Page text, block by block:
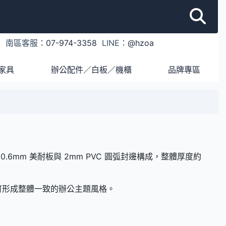
南區客服： 07-974-3358 LINE：@hzoa
具 辦公配件／白板／機櫃 品牌專區
美耐板與 2mm PVC 圓弧封邊構成，整體厚度約
成整體一致的辦公主題風格。